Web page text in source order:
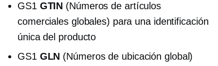
GS1 GTIN (Números de artículos
comerciales globales) para una identificación
única del producto
GS1 GLN (Números de ubicación global)